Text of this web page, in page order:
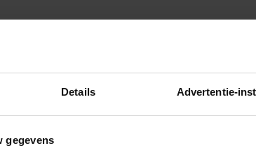
Details Advertentie-
gegevens
gebruikt door de redactie om